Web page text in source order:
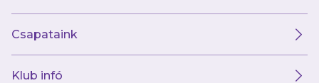
Csapataink
Klub infó